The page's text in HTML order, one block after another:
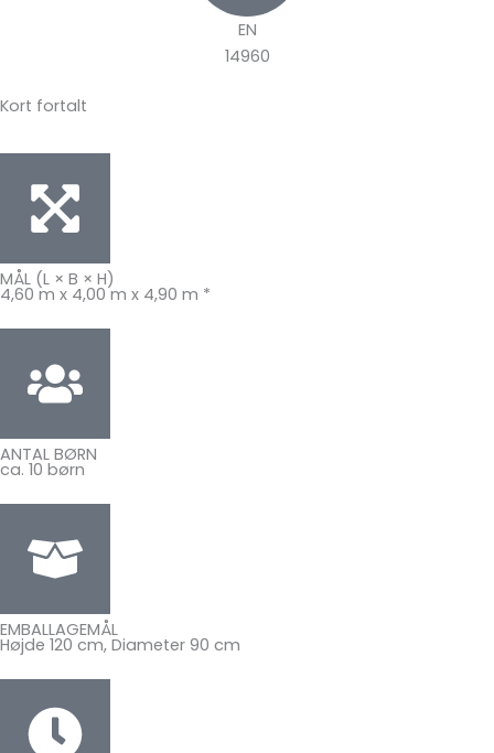
EN
14960
Kort fortalt
MÅL (L × B × H)
4,60 m x 4,00 m x 4,90 m *
ANTAL BØRN
ca. 10 børn
EMBALLAGEMÅL
Højde 120 cm, Diameter 90 cm